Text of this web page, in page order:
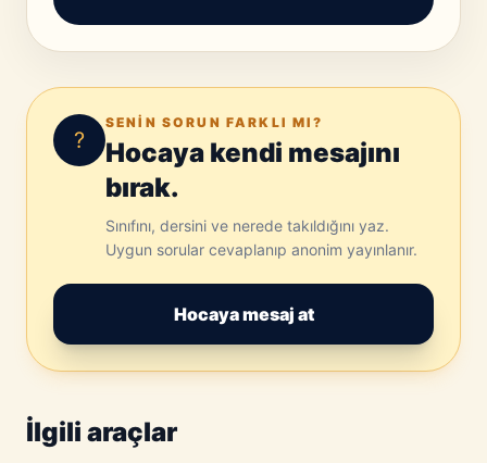
?
SENIN SORUN FARKLI MI?
Hocaya kendi mesajını
bırak.
Sınıfını, dersini ve nerede takıldığını yaz.
Uygun sorular cevaplanıp anonim yayınlanır.
Hocaya mesaj at
İlgili araçlar